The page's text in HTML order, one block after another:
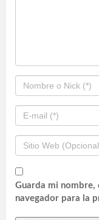
Guarda mi
navegador para la